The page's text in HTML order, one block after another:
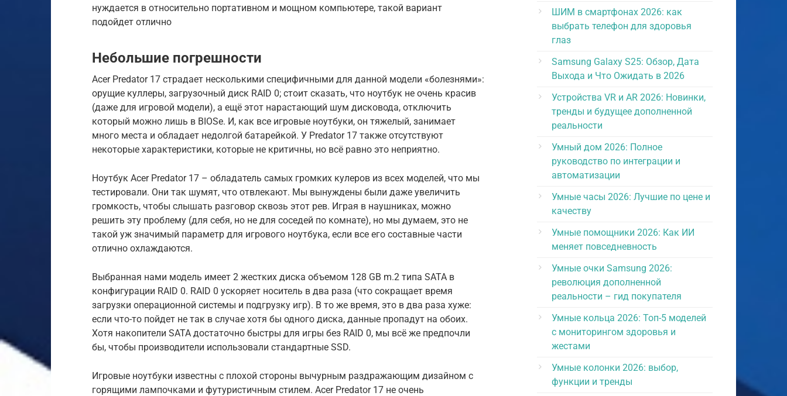
нуждается в относительно портативном и мощном компьютере, такой вариант
подойдет отлично
Небольшие погрешности
Acer Predator 17 страдает несколькими специфичными для данной модели «болезнями»:
орущие куллеры, загрузочный диск RAID 0; стоит сказать, что ноутбук не очень красив
(даже для игровой модели), а ещё этот нарастающий шум дисковода, отключить
который можно лишь в BIOSе. И, как все игровые ноутбуки, он тяжелый, занимает
много места и обладает недолгой батарейкой. У Predator 17 также отсутствуют
некоторые характеристики, которые не критичны, но всё равно это неприятно.
Ноутбук Acer Predator 17 – обладатель самых громких кулеров из всех моделей, что мы
тестировали. Они так шумят, что отвлекают. Мы вынуждены были даже увеличить
громкость, чтобы слышать разговор сквозь этот рев. Играя в наушниках, можно
решить эту проблему (для себя, но не для соседей по комнате), но мы думаем, это не
такой уж значимый параметр для игрового ноутбука, если все его составные части
отлично охлаждаются.
Выбранная нами модель имеет 2 жестких диска объемом 128 GB m.2 типа SATA в
конфигурации RAID 0. RAID 0 ускоряет носитель в два раза (что сокращает время
загрузки операционной системы и подгрузку игр). В то же время, это в два раза хуже:
если что-то пойдет не так в случае хотя бы одного диска, данные пропадут на обоих.
Хотя накопители SATA достаточно быстры для игры без RAID 0, мы всё же предпочли
бы, чтобы производители использовали стандартные SSD.
Игровые ноутбуки известны с плохой стороны вычурным раздражающим дизайном с
горящими лампочками и футуристичным стилем. Acer Predator 17 не очень
ШИМ в смартфонах 2026: как
выбрать телефон для здоровья
глаз
Samsung Galaxy S25: Обзор, Дата
Выхода и Что Ожидать в 2026
Устройства VR и AR 2026: Новинки,
тренды и будущее дополненной
реальности
Умный дом 2026: Полное
руководство по интеграции и
автоматизации
Умные часы 2026: Лучшие по цене и
качеству
Умные помощники 2026: Как ИИ
меняет повседневность
Умные очки Samsung 2026:
революция дополненной
реальности – гид покупателя
Умные кольца 2026: Топ-5 моделей
с мониторингом здоровья и
жестами
Умные колонки 2026: выбор,
функции и тренды